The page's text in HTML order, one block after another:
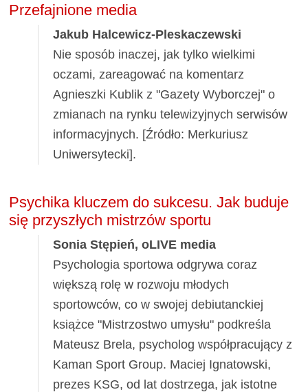
Przefajnione media
Jakub Halcewicz-Pleskaczewski
Nie sposób inaczej, jak tylko wielkimi
oczami, zareagować na komentarz
Agnieszki Kublik z "Gazety Wyborczej" o
zmianach na rynku telewizyjnych serwisów
informacyjnych. [Źródło: Merkuriusz
Uniwersytecki].
Psychika kluczem do sukcesu. Jak buduje
się przyszłych mistrzów sportu
Sonia Stępień, oLIVE media
Psychologia sportowa odgrywa coraz
większą rolę w rozwoju młodych
sportowców, co w swojej debiutanckiej
książce "Mistrzostwo umysłu" podkreśla
Mateusz Brela, psycholog współpracujący z
Kaman Sport Group. Maciej Ignatowski,
prezes KSG, od lat dostrzega, jak istotne